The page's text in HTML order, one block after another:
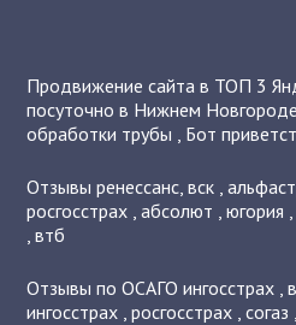
Продвижение сайта в ТОП 3
посуточно в Нижнем
обработки трубы , Бот
Отзывыренессанс,вск ,
росгосстрах ,абсолют ,югория
,втб
Отзывы по ОСАГОингосстрах ,
ингосстрах ,росгосстрах ,согаз